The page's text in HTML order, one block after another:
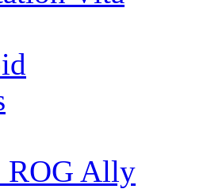
ROG Ally